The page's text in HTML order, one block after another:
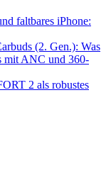
faltbares iPhone:
(2. Gen.): Was
mit ANC und 360-
2 als robustes